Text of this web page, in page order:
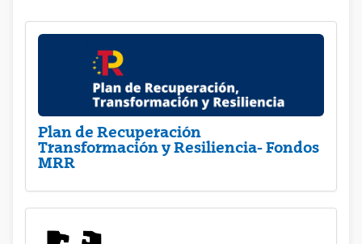
Plan de Recuperación
Transformación y Resiliencia- Fondos
MRR